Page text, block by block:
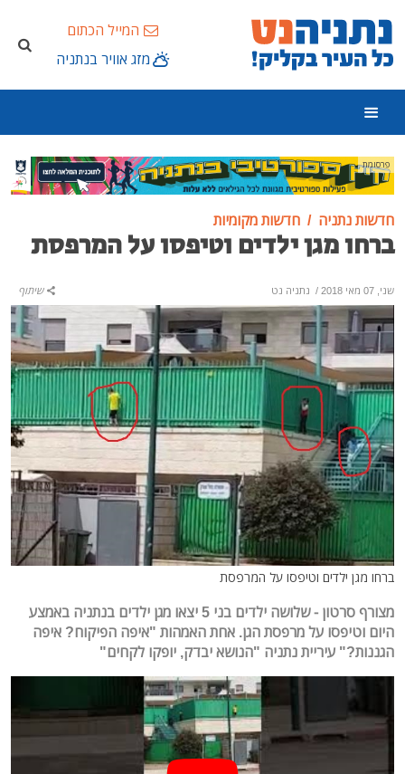
המייל הכתום
מזג אוויר בנתניה
פרסומת
חדשות נתניה חדשות מקומיות
ברחו מגן ילדים וטיפסו על המרפסת
שני, 07 מאי 2018 / נתניה נט שיתוף
ברחו מגן ילדים וטיפסו על המרפסת
מצורף סרטון - שלושה ילדים בני 5 יצאו מגן ילדים בנתניה באמצע
היום וטיפסו על מרפסת הגן. אחת האמהות "איפה הפיקוח? איפה
הגננות?" עיריית נתניה "הנושא יבדק, יופקו לקחים"